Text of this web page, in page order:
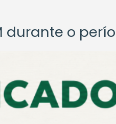
durante o